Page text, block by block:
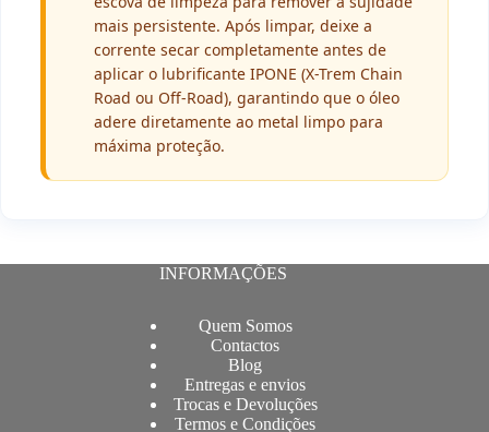
mais persistente. Após limpar, deixe a
corrente secar completamente antes de
aplicar o lubrificante IPONE (X-Trem Chain
Road ou Off-Road), garantindo que o óleo
adere diretamente ao metal limpo para
máxima proteção.
INFORMAÇÕES
Quem Somos
Contactos
Blog
Entregas e envios
Trocas e Devoluções
Termos e Condições